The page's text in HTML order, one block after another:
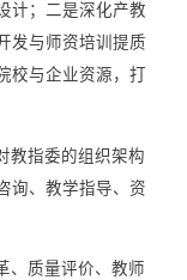
计；二是深化产教
发与师资培训提质
校与企业资源，打
教指委的组织架构
询、教学指导、资
、质量评价、教师